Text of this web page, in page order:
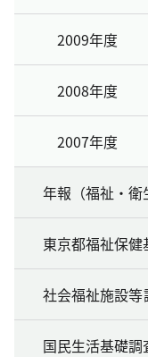
2009年度
2008年度
2007年度
年報（福祉・衛
東京都福祉保健
社会福祉施設等
国民生活基礎調